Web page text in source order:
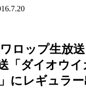
ロップ生放
「ダイオウ
にレギュラ